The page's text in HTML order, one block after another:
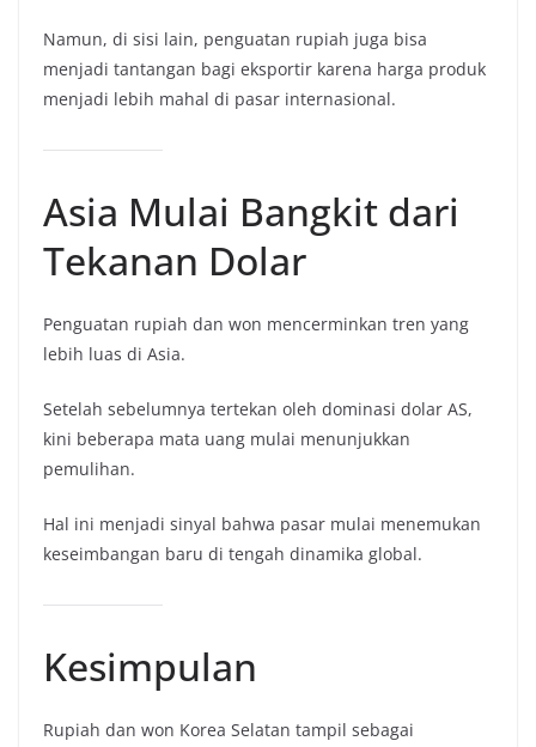
Namun, di sisi lain, penguatan rupiah juga bisa
menjadi tantangan bagi eksportir karena harga produk
menjadi lebih mahal di pasar internasional.
Asia Mulai Bangkit dari
Tekanan Dolar
Penguatan rupiah dan won mencerminkan tren yang
lebih luas di Asia.
Setelah sebelumnya tertekan oleh dominasi dolar AS,
kini beberapa mata uang mulai menunjukkan
pemulihan.
Hal ini menjadi sinyal bahwa pasar mulai menemukan
keseimbangan baru di tengah dinamika global.
Kesimpulan
Rupiah dan won Korea Selatan tampil sebagai